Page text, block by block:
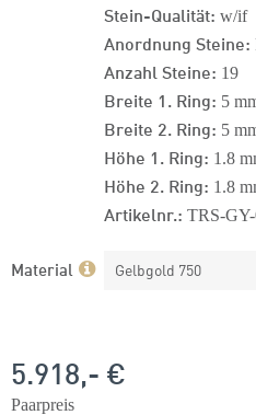
Stein-Qualität: w/if
Anordnung Steine:
Anzahl Steine: 19
Breite 1. Ring: 5
Breite 2. Ring: 5
Höhe 1. Ring: 1.8
Höhe 2. Ring: 1.8
Artikelnr.: TRS-
Material Gelbgold 750
5.918,- €
Paarpreis